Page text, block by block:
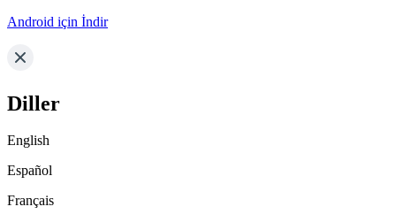
Android için İndir
Diller
English
Español
Français